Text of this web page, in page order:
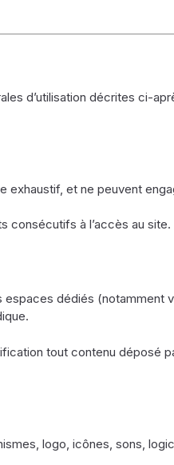
d’utilisation décrites ci-
et ne peuvent
consécutifs à l’accès au site.
dédiés
tout contenu déposé
logo, icônes, sons,